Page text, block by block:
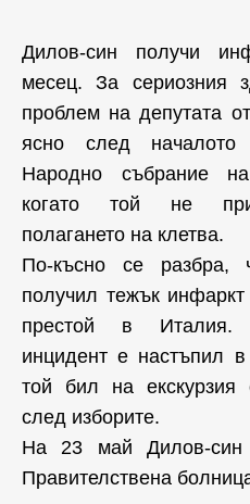
Дилов-син получи
месец. За сериозния
проблем на депутата
ясно след
Народно събрание
когато той не
полагането на клетва.
По-късно се
получил тежък
престой в Италия.
инцидент е настъпил
той бил на екскурзия
след изборите.
На 23 май Дилов-
Правителствена